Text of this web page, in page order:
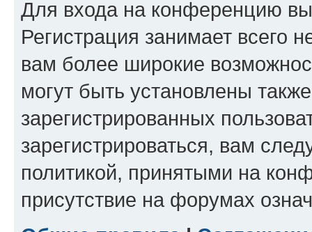
Для входа на конференцию
Регистрация занимает всего
вам более широкие
могут быть установлены
зарегистрированных
зарегистрироваться, вам
политикой, принятыми на
присутствие на форумах